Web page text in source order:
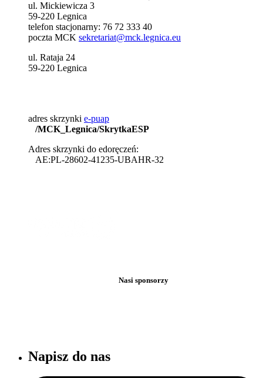
ul. Mickiewicza 3
59-220 Legnica
telefon stacjonarny: 76 72 333 40
poczta MCK sekretariat@mck.legnica.eu
ul. Rataja 24
59-220 Legnica
adres skrzynki e-puap
/MCK_Legnica/SkrytkaESP
Adres skrzynki do edoręczeń:
AE:PL-28602-41235-UBAHR-32
Nasi sponsorzy
Napisz do nas